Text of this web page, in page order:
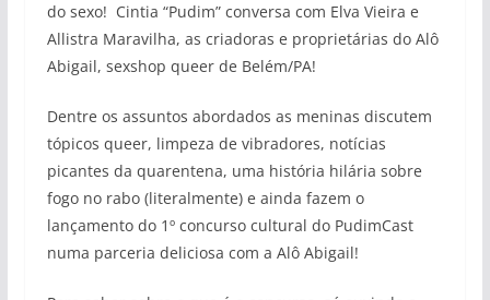
do sexo! Cintia “Pudim” conversa com Elva Vieira e
Allistra Maravilha, as criadoras e proprietárias do Alô
Abigail, sexshop queer de Belém/PA!
Dentre os assuntos abordados as meninas discutem
tópicos queer, limpeza de vibradores, notícias
picantes da quarentena, uma história hilária sobre
fogo no rabo (literalmente) e ainda fazem o
lançamento do 1º concurso cultural do PudimCast
numa parceria deliciosa com a Alô Abigail!